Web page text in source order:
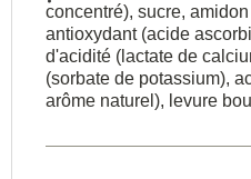
concentré), sucre,
antioxydant (acide
d'acidité (lactate de
(sorbate de potassium),
arôme naturel), levure